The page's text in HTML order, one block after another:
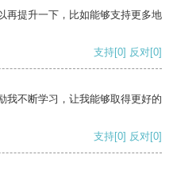
再提升一下，比如能够支持更多地
支持[0] 反对[0]
我不断学习，让我能够取得更好的
支持[0] 反对[0]